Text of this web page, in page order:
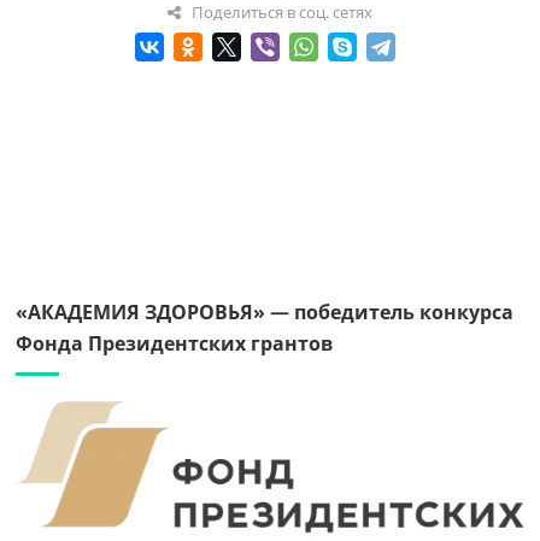
Поделиться в соц. сетях
«АКАДЕМИЯ ЗДОРОВЬЯ» — победитель конкурса
Фонда Президентских грантов